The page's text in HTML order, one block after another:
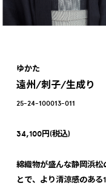
ゆかた
遠州/刺子/生成り
25-24-100013-011
34,100円(税込)
綿織物が盛んな静岡浜
とで、より清涼感のある